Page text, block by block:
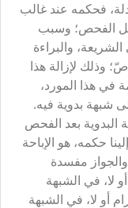
فحكمه عند غالب
الفحص؛ وسبب
والبراءة
وذلك لإزالة هذا
في هذا المورد،
شبهة بدوية فيه.
بعد الفحص
حكمه، هو الإباحة
والجواز مفسدة
لا، في الشبهة
أو لا، في الشبهة